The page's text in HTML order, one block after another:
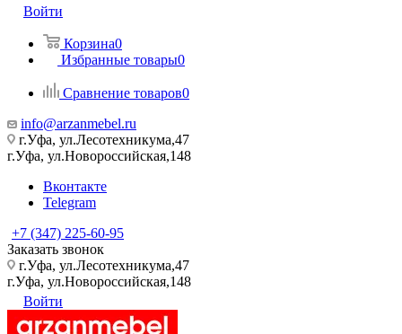
Войти
Корзина0
Избранные товары0
Сравнение товаров0
info@arzanmebel.ru
г.Уфа, ул.Лесотехникума,47
г.Уфа, ул.Новороссийская,148
Вконтакте
Telegram
+7 (347) 225-60-95
Заказать звонок
г.Уфа, ул.Лесотехникума,47
г.Уфа, ул.Новороссийская,148
Войти